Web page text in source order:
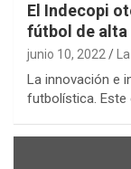
El Indecopi
fútbol de
junio 10, 2022
La innovación e
futbolística. Este